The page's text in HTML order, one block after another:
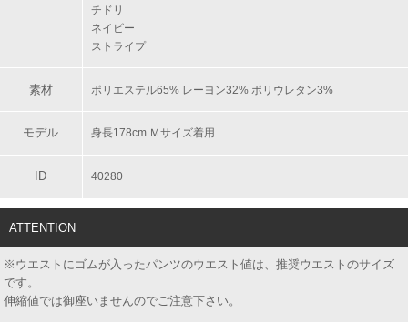
チドリ
ネイビー
ストライプ
素材 ポリエステル65% レーヨン32% ポリウレタン3%
モデル 身長178cm Ｍサイズ着用
ID 40280
ATTENTION
※ウエストにゴムが入ったパンツのウエスト値は、推奨ウエストのサイズ
です。
伸縮値では御座いませんのでご注意下さい。